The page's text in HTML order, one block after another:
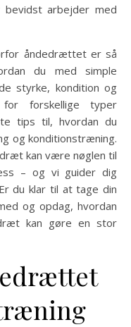
arbejder med
åndedrættet er så
du med simple
styrke, kondition og
forskellige typer
tips til, hvordan du
og konditionstræning.
kan være nøglen til
– og vi guider dig
du klar til at tage din
og opdag, hvordan
kan gøre en stor